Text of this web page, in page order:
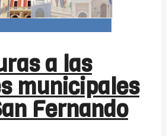
a las
municipales
Fernando